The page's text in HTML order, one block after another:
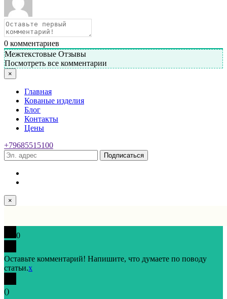
0 комментариев
Межтекстовые Отзывы
Посмотреть все комментарии
×
Главная
Кованые изделия
Блог
Контакты
Цены
+79685515100
Подписаться
×
0
Оставьте комментарий! Напишите, что думаете по поводу
статьи.x
()